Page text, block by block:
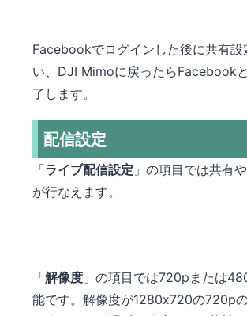
Facebookでログインした後に共有設
い、DJI Mimoに戻ったらFacebook
了します。
配信設定
「ライブ配信設定 」の項目では共有
が行なえます。
「解像度 」の項目では720pまたは
能です。解像度が1280x720の720p